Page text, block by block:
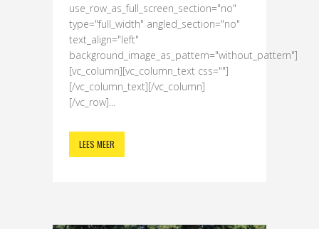
use_row_as_full_screen_section="no"
type="full_width" angled_section="no"
text_align="left"
background_image_as_pattern="without_pattern"]
[vc_column][vc_column_text css=""]
[/vc_column_text][/vc_column]
[/vc_row]...
LEES MEER